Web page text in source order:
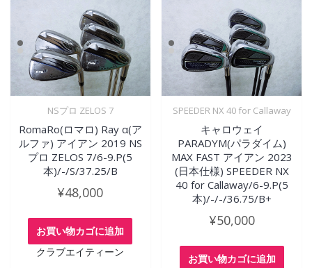
NSプロ ZELOS 7
RomaRo(ロマロ) Ray α(ア
ルファ) アイアン 2019 NS
プロ ZELOS 7/6-9.P(5
本)/-/S/37.25/B
¥48,000
お買い物カゴに追加
クラブエイティーン
SPEEDER NX 40 for Callaway
キャロウェイ
PARADYM(パラダイム)
MAX FAST アイアン 2023
(日本仕様) SPEEDER NX
40 for Callaway/6-9.P(5
本)/-/-/36.75/B+
¥50,000
お買い物カゴに追加